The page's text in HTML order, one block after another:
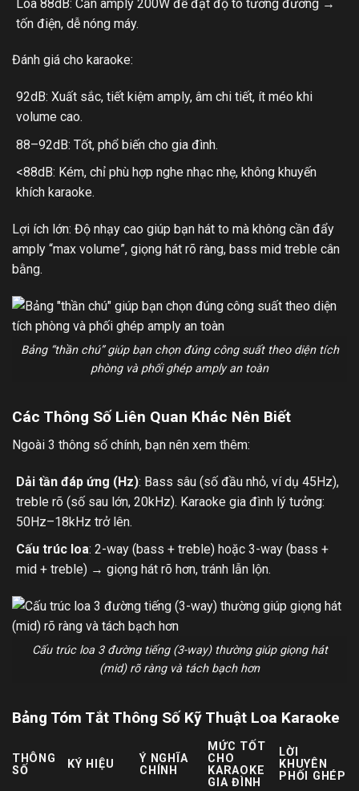
Loa 88dB: Cần amply 200W để đạt độ to tương đương →
tốn điện, dễ nóng máy.
Đánh giá cho karaoke:
92dB: Xuất sắc, tiết kiệm amply, âm chi tiết, ít méo khi
volume cao.
88–92dB: Tốt, phổ biến cho gia đình.
<88dB: Kém, chỉ phù hợp nghe nhạc nhẹ, không khuyến
khích karaoke.
Lợi ích lớn: Độ nhạy cao giúp bạn hát to mà không cần đẩy
amply “max volume”, giọng hát rõ ràng, bass mid treble cân
bằng.
Bảng “thần chú” giúp bạn chọn đúng công suất theo diện tích
phòng và phối ghép amply an toàn
Các Thông Số Liên Quan Khác Nên Biết
Ngoài 3 thông số chính, bạn nên xem thêm:
Dải tần đáp ứng (Hz): Bass sâu (số đầu nhỏ, ví dụ 45Hz),
treble rõ (số sau lớn, 20kHz). Karaoke gia đình lý tưởng:
50Hz–18kHz trở lên.
Cấu trúc loa: 2-way (bass + treble) hoặc 3-way (bass +
mid + treble) → giọng hát rõ hơn, tránh lẫn lộn.
Cấu trúc loa 3 đường tiếng (3-way) thường giúp giọng hát
(mid) rõ ràng và tách bạch hơn
Bảng Tóm Tắt Thông Số Kỹ Thuật Loa Karaoke
THÔNG
SỐ
KÝ HIỆU
Ý NGHĨA
CHÍNH
MỨC TỐT
CHO
KARAOKE
GIA ĐÌNH
LỜI
KHUYÊN
PHỐI GHÉP